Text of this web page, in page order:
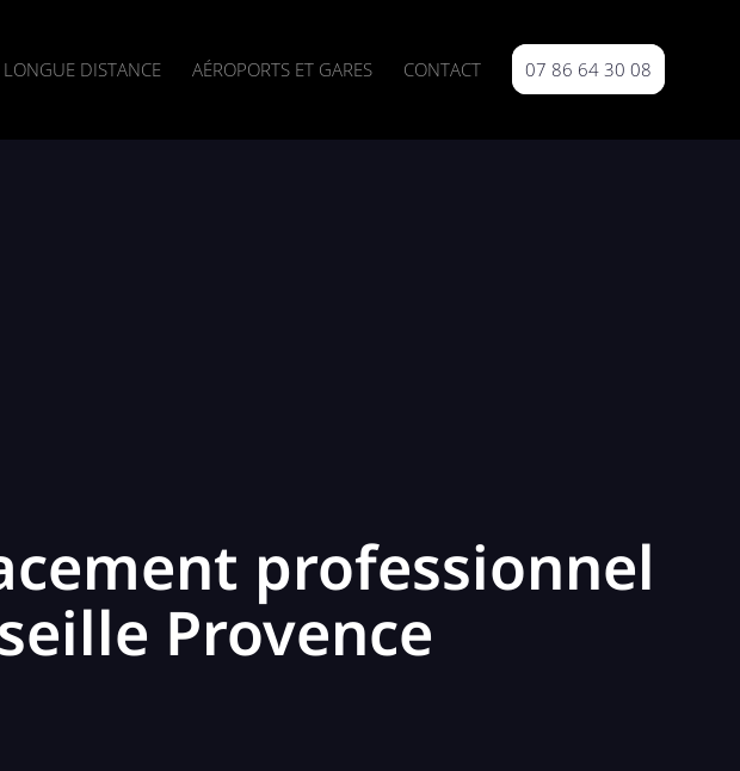
LONGUE DISTANCE AÉROPORTS ET GARES CONTACT 07 86 64 30 08
professionnel
Provence